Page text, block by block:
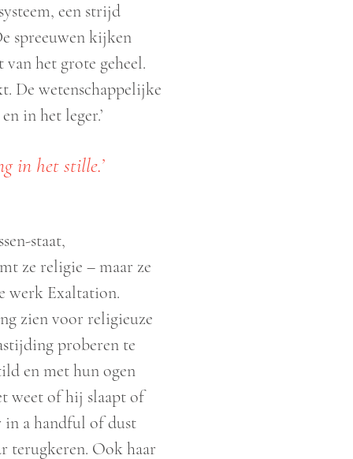
een strijd
spreeuwen kijken
het grote geheel.
De wetenschappelijke
in het leger.’
in het stille.’
staat,
ze religie – maar ze
werk Exaltation.
zien voor religieuze
proberen te
en met hun ogen
weet of hij slaapt of
in a handful of dust
terugkeren. Ook haar